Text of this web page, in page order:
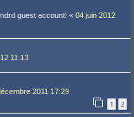
guest account! « 04 juin 2012
11:13
2011 17:29
1 2